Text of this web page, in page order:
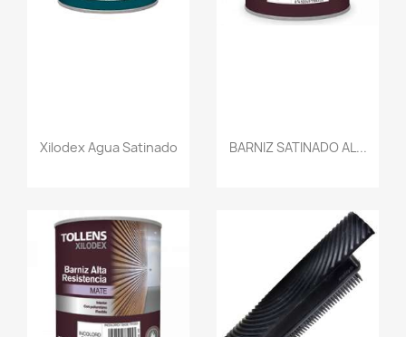
Xilodex Agua Satinado BARNIZ SATINADO AL...